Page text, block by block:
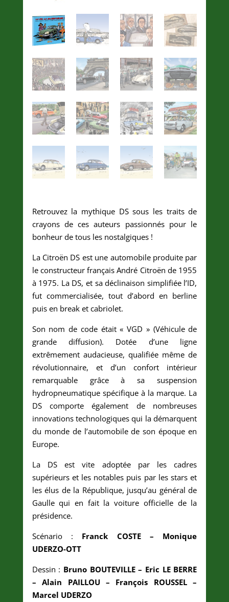
Retrouvez la mythique DS sous les traits de
crayons de ces auteurs passionnés pour le
bonheur de tous les nostalgiques !
La Citroën DS est une automobile produite par
le constructeur français André Citroën de 1955
à 1975. La DS, et sa déclinaison simplifiée l’ID,
fut commercialisée, tout d’abord en berline
puis en break et cabriolet.
Son nom de code était « VGD » (Véhicule de
grande diffusion). Dotée d’une ligne
extrêmement audacieuse, qualifiée même de
révolutionnaire, et d’un confort intérieur
remarquable grâce à sa suspension
hydropneumatique spécifique à la marque. La
DS comporte également de nombreuses
innovations technologiques qui la démarquent
du monde de l’automobile de son époque en
Europe.
La DS est vite adoptée par les cadres
supérieurs et les notables puis par les stars et
les élus de la République, jusqu’au général de
Gaulle qui en fait la voiture officielle de la
présidence.
Scénario : Franck COSTE – Monique
UDERZO-OTT
Dessin : Bruno BOUTEVILLE – Eric LE BERRE
– Alain PAILLOU – François ROUSSEL –
Marcel UDERZO